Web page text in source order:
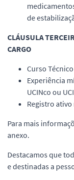
de
CLÁUSULA
CARGO
Curso
Experiência
UCINco ou
Registro
Para mais
anexo.
Destacamos que
e destinadas a